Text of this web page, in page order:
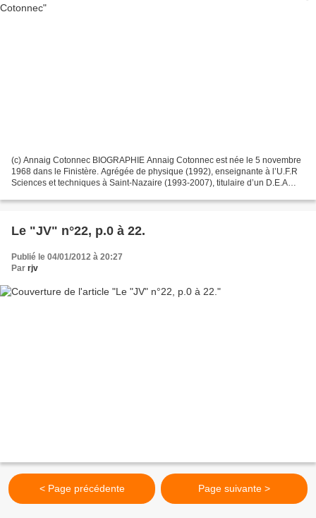
(c) Annaig Cotonnec BIOGRAPHIE Annaig Cotonnec est née le 5 novembre
1968 dans le Finistère. Agrégée de physique (1992), enseignante à l’U.F.R
Sciences et techniques à Saint-Nazaire (1993-2007), titulaire d’un D.E.A
Le "JV" n°22, p.0 à 22.
Publié le 04/01/2012 à 20:27
Par rjv
< Page précédente Page suivante >